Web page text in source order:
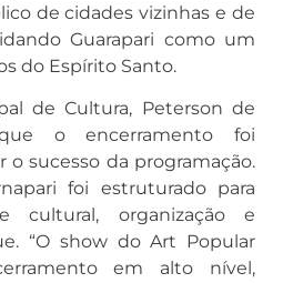
de cidades vizinhas e de
Guarapari como um
do Espírito Santo.
de Cultura, Peterson de
o encerramento foi
o sucesso da programação.
foi estruturado para
cultural, organização e
“O show do Art Popular
em alto nível,